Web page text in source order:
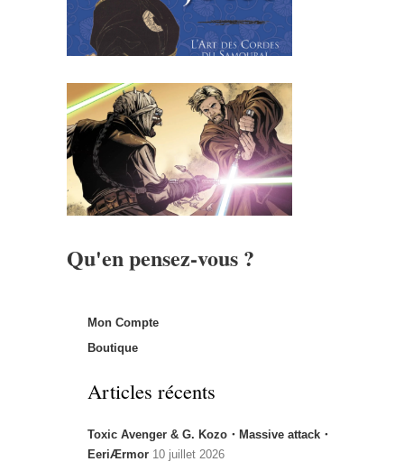
Qu'en pensez-vous ?
Mon Compte
Boutique
Articles récents
Toxic Avenger & G. Kozo・Massive attack・
EeriÆrmor 10 juillet 2026